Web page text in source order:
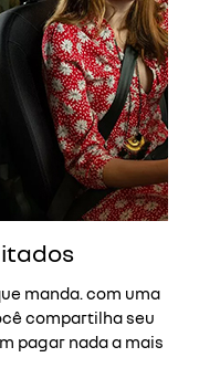
manda. com uma
compartilha seu
pagar nada a mais